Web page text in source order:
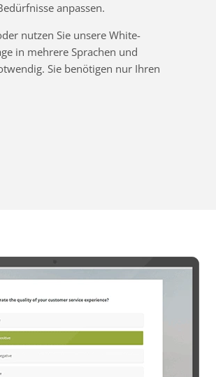
anpassen.
nutzen Sie unsere White-
in mehrere Sprachen und
Sie benötigen nur Ihren